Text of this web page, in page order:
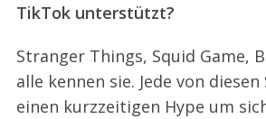
TikTok unterstützt?
Stranger Things, Squid Game,
alle kennen sie. Jede von
einen kurzzeitigen Hype um